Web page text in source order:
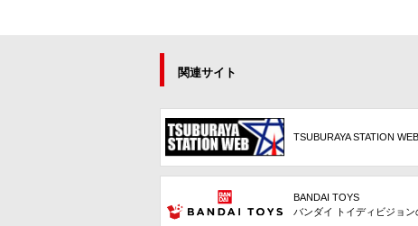
関連サイト
TSUBURAYA STATION WEB
BANDAI TOYS
バンダイ トイディビジョン